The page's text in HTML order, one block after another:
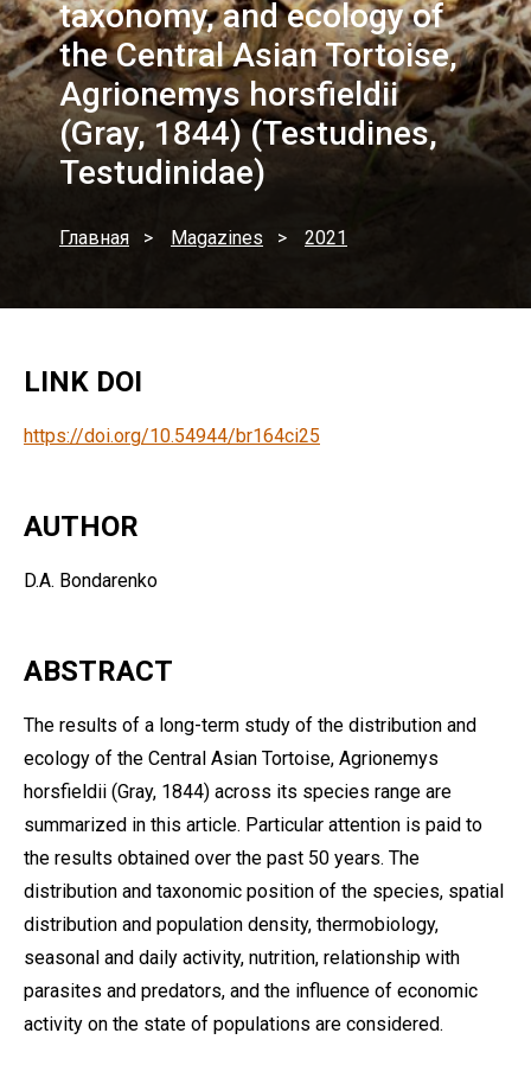
taxonomy, and ecology of
the Central Asian Tortoise,
Agrionemys horsfieldii
(Gray, 1844) (Testudines,
Testudinidae)
Главная Magazines 2021
LINK DOI
https://doi.org/10.54944/br164ci25
AUTHOR
D.A. Bondarenko
ABSTRACT
The results of a long-term study of the distribution and
ecology of the Central Asian Tortoise, Agrionemys
horsfieldii (Gray, 1844) across its species range are
summarized in this article. Particular attention is paid to
the results obtained over the past 50 years. The
distribution and taxonomic position of the species, spatial
distribution and population density, thermobiology,
seasonal and daily activity, nutrition, relationship with
parasites and predators, and the influence of economic
activity on the state of populations are considered.